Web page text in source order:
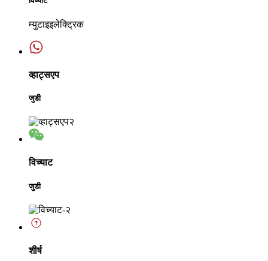
म्युटाइइलेक्ट्रिक
व्हाट्सएप
जुडी
विच्याट
जुडी
शीर्ष